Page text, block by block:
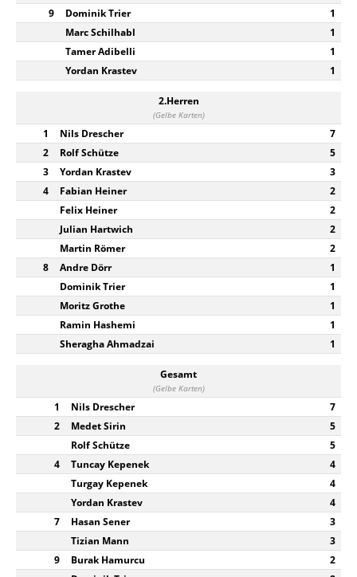
9
Dominik Trier
1
Marc Schilhabl
1
Tamer Adibelli
1
Yordan Krastev
1
2.Herren
(Gelbe Karten)
1 Nils Drescher
7
2
Rolf Schütze
5
3
Yordan Krastev
3
4
Fabian Heiner
2
Felix Heiner
2
Julian Hartwich
2
Martin Römer
2
8
Andre Dörr
1
Dominik Trier
1
Moritz Grothe
1
Ramin Hashemi
1
Sheragha Ahmadzai
1
Gesamt
(Gelbe Karten)
1 Nils Drescher
7
2
Medet Sirin
5
Rolf Schütze
5
4
Tuncay Kepenek
4
Turgay Kepenek
4
Yordan Krastev
4
7
Hasan Sener
3
Tizian Mann
3
9
Burak Hamurcu
2